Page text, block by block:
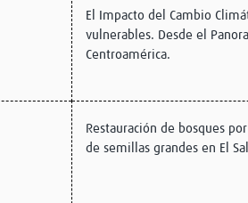
El Impacto del Cambio
vulnerables. Desde el
Centroamérica.
Restauración de bosques
de semillas grandes en El